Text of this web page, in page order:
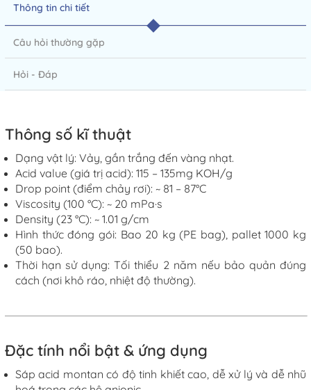
Thông tin chi tiết
Câu hỏi thường gặp
Hỏi - Đáp
Thông số kĩ thuật
Dạng vật lý: Vảy, gần trắng đến vàng nhạt.
Acid value (giá trị acid): 115 – 135mg KOH/g
Drop point (điểm chảy rơi): ~ 81 – 87°C
Viscosity (100 °C): ~ 20 mPa·s
Density (23 °C): ~ 1.01 g/cm
Hình thức đóng gói: Bao 20 kg (PE bag), pallet 1000 kg
(50 bao).
Thời hạn sử dụng:Tối thiểu 2 năm nếu bảo quản đúng
cách (nơi khô ráo, nhiệt độ thường).
Đặc tính nổi bật & ứng dụng
Sáp acid montan có độ tinh khiết cao, dễ xử lý và dễ nhũ